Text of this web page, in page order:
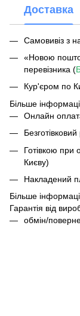
Доставка
Самовивіз з
«Новою
перевізника (
Кур'єром по
Більше
Онлайн
Готівкою при
Києву)
Накладений
Більше
Гарантія від
обмін/